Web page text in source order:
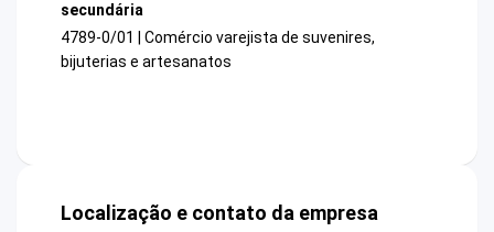
secundária
4789-0/01 | Comércio varejista de suvenires,
bijuterias e artesanatos
Localização e contato da empresa